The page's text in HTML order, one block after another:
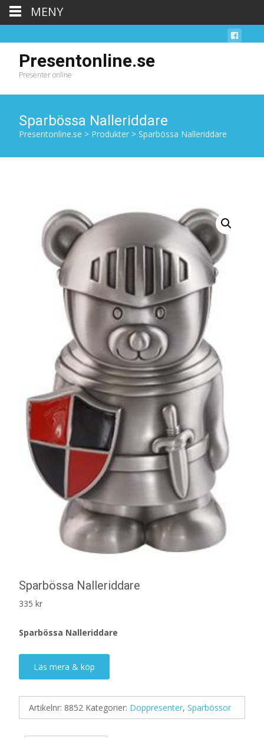
Presentonline.se
Presenter online
Sparbössa Nalleriddare
Presentonline.se > Produkter > Sparbössa Nalleriddare
Sparbössa Nalleriddare
335 kr
Sparbössa Nalleriddare
Läs mera & köp
Artikelnr: 8852 Kategorier: Doppresenter, Sparbössor
MENY